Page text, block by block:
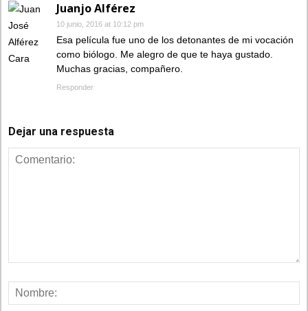
Juanjo Alférez
10 junio, 2016 at 10:12 pm
Esa película fue uno de los detonantes de mi vocación
como biólogo. Me alegro de que te haya gustado.
Muchas gracias, compañero.
Responder
Dejar una respuesta